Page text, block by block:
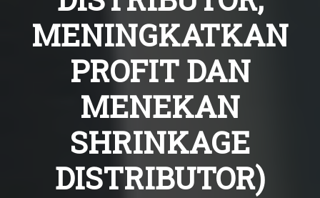
MENINGKATKAN
PROFIT DAN
MENEKAN
SHRINKAGE
DISTRIBUTOR)